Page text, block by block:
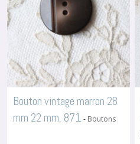
Bouton vintage marron 28
mm 22 mm, 871 - Boutons